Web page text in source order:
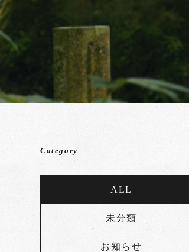
Category
ALL
未分類
お知らせ